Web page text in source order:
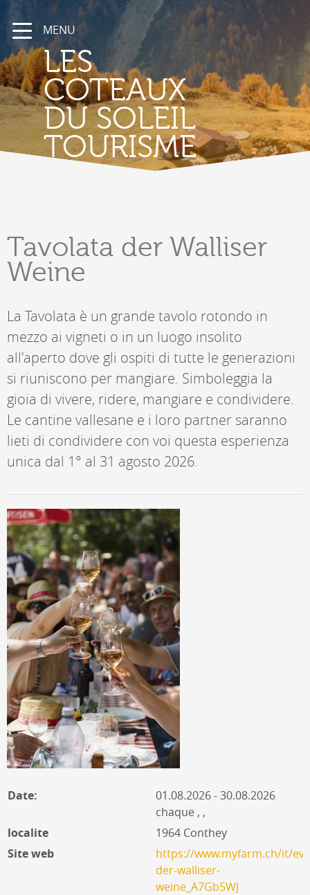
MENU
LES
COTEAUX
DU SOLEIL
TOURISME
Tavolata der Walliser
Weine
La Tavolata è un grande tavolo rotondo in
mezzo ai vigneti o in un luogo insolito
all'aperto dove gli ospiti di tutte le generazioni
si riuniscono per mangiare. Simboleggia la
gioia di vivere, ridere, mangiare e condividere.
Le cantine vallesane e i loro partner saranno
lieti di condividere con voi questa esperienza
unica dal 1° al 31 agosto 2026.
Date:
01.08.2026 - 30.08.2026
chaque , ,
localite
1964 Conthey
Site web
https://www.myfarm.ch/it/
der-walliser-
weine_A7Gb5WJ